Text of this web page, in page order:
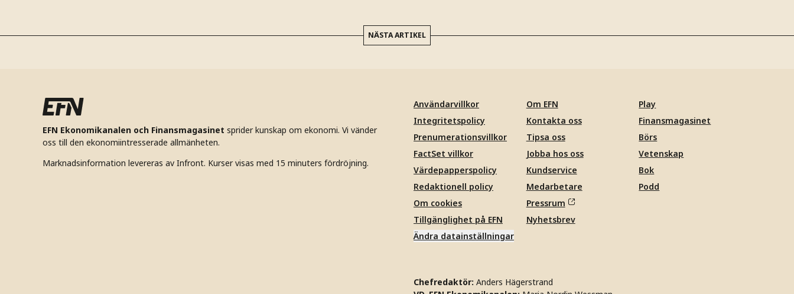
NÄSTA ARTIKEL
EFN Ekonomikanalen och Finansmagasinet sprider kunskap om ekonomi. Vi vänder
oss till den ekonomiintresserade allmänheten.
Marknadsinformation levereras av Infront. Kurser visas med 15 minuters fördröjning.
Användarvillkor
Integritetspolicy
Prenumerationsvillkor
FactSet villkor
Värdepapperspolicy
Redaktionell policy
Om cookies
Tillgänglighet på EFN
Ändra datainställningar
Om EFN
Kontakta oss
Tipsa oss
Jobba hos oss
Kundservice
Medarbetare
Pressrum
Nyhetsbrev
Play
Finansmagasinet
Börs
Vetenskap
Bok
Podd
Chefredaktör: Anders Hägerstrand